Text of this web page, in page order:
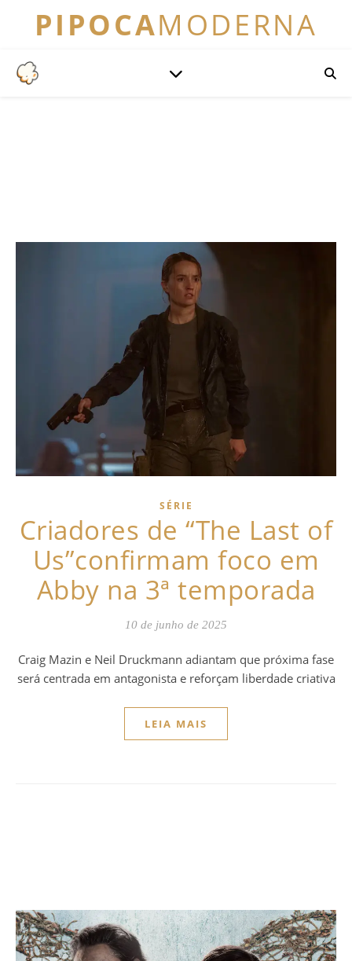
PIPOCAMODERNA
SÉRIE
Criadores de “The Last of
Us”confirmam foco em
Abby na 3ª temporada
10 de junho de 2025
Craig Mazin e Neil Druckmann adiantam que próxima fase
será centrada em antagonista e reforçam liberdade criativa
LEIA MAIS